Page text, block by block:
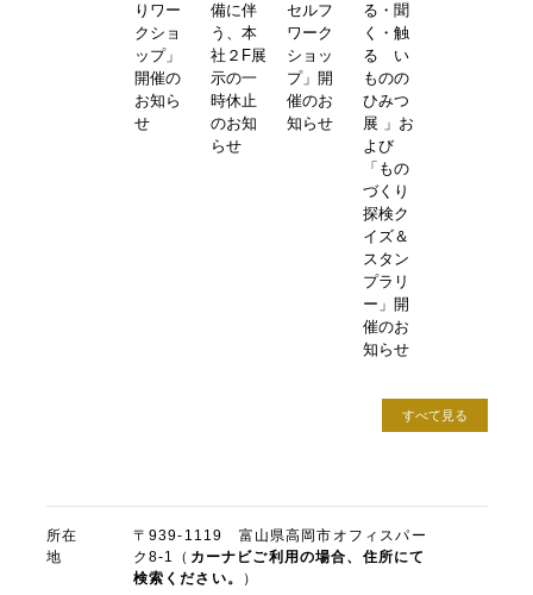
りワー
クショ
ップ」
開催の
お知ら
せ
備に伴
う、本
社２F展
示の一
時休止
のお知
らせ
セルフ
ワーク
ショッ
プ」開
催のお
知らせ
る・聞
く・触
る い
ものの
ひみつ
展 」お
よび
「もの
づくり
探検ク
イズ＆
スタン
プラリ
ー」開
催のお
知らせ
すべて見る
所在
地
〒939-1119 富山県高岡市オフィスパー
ク8-1（ カーナビご利用の場合、住所にて
検索ください。
）